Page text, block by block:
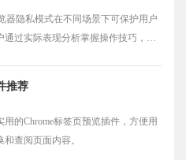
器隐私模式在不同场景下可保护用户
通过实际表现分析掌握操作技巧，确
推荐
用的Chrome标签页预览插件，方便用
和查阅页面内容。